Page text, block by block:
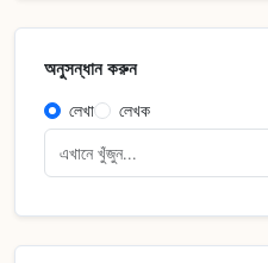
অনুসন্ধান করুন
লেখা লেখক